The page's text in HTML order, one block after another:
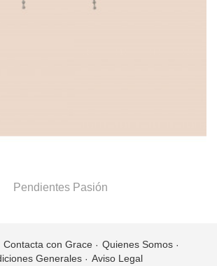
Pendientes Pasión
Contacta con Grace
Quienes Somos
Generales
Aviso Legal